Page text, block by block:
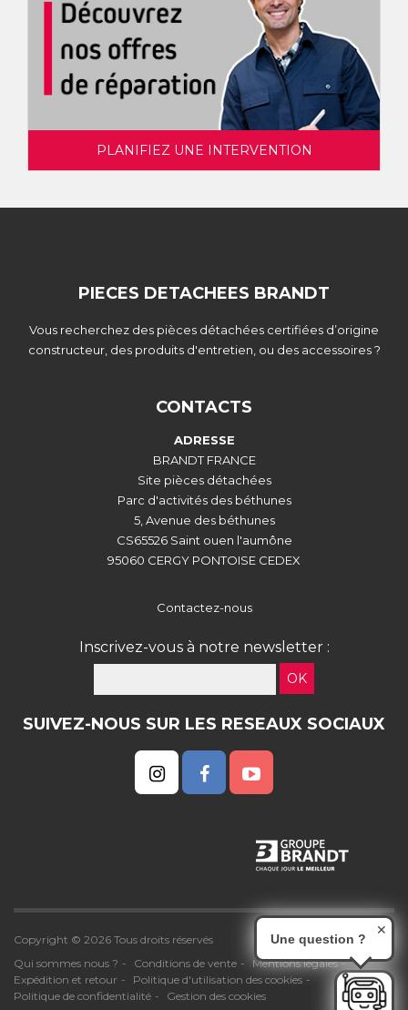
PLANIFIEZ UNE INTERVENTION
PIECES DETACHEES BRANDT
Vous recherchez des pièces détachées certifiées d’origine
constructeur, des produits d'entretien, ou des accessoires ?
CONTACTS
ADRESSE
BRANDT FRANCE
Site pièces détachées
Parc d'activités des béthunes
5, Avenue des béthunes
CS65526 Saint ouen l'aumône
95060 CERGY PONTOISE CEDEX
Contactez-nous
Inscrivez-vous à notre newsletter :
OK
SUIVEZ-NOUS SUR LES RESEAUX SOCIAUX
Copyright © 2026 Tous droits réservés
Qui sommes nous ?
Conditions de vente
Mentions légales
Expédition et retour
Politique d'utilisation des cookies
Politique de confidentialité
Gestion des cookies
Une question ?
✕